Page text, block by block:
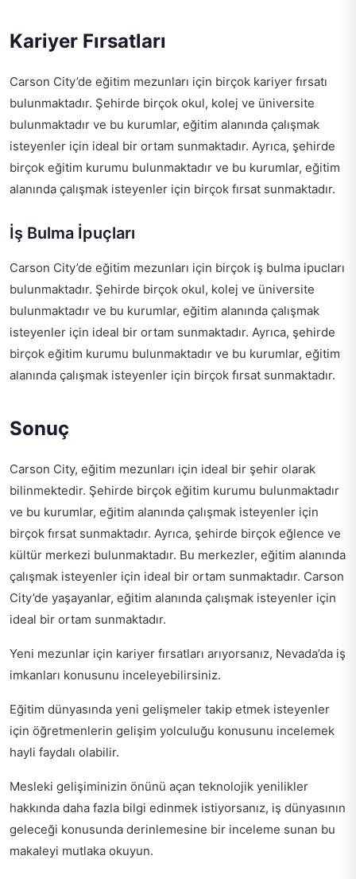
Kariyer Fırsatları
Carson City’de eğitim mezunları için birçok kariyer fırsatı
bulunmaktadır. Şehirde birçok okul, kolej ve üniversite
bulunmaktadır ve bu kurumlar, eğitim alanında çalışmak
isteyenler için ideal bir ortam sunmaktadır. Ayrıca, şehirde
birçok eğitim kurumu bulunmaktadır ve bu kurumlar, eğitim
alanında çalışmak isteyenler için birçok fırsat sunmaktadır.
İş Bulma İpuçları
Carson City’de eğitim mezunları için birçok iş bulma ipucları
bulunmaktadır. Şehirde birçok okul, kolej ve üniversite
bulunmaktadır ve bu kurumlar, eğitim alanında çalışmak
isteyenler için ideal bir ortam sunmaktadır. Ayrıca, şehirde
birçok eğitim kurumu bulunmaktadır ve bu kurumlar, eğitim
alanında çalışmak isteyenler için birçok fırsat sunmaktadır.
Sonuç
Carson City, eğitim mezunları için ideal bir şehir olarak
bilinmektedir. Şehirde birçok eğitim kurumu bulunmaktadır
ve bu kurumlar, eğitim alanında çalışmak isteyenler için
birçok fırsat sunmaktadır. Ayrıca, şehirde birçok eğlence ve
kültür merkezi bulunmaktadır. Bu merkezler, eğitim alanında
çalışmak isteyenler için ideal bir ortam sunmaktadır. Carson
City’de yaşayanlar, eğitim alanında çalışmak isteyenler için
ideal bir ortam sunmaktadır.
Yeni mezunlar için kariyer fırsatları arıyorsanız, Nevada’da iş
imkanları konusunu inceleyebilirsiniz.
Eğitim dünyasında yeni gelişmeler takip etmek isteyenler
için öğretmenlerin gelişim yolculuğu konusunu incelemek
hayli faydalı olabilir.
Mesleki gelişiminizin önünü açan teknolojik yenilikler
hakkında daha fazla bilgi edinmek istiyorsanız, iş dünyasının
geleceği konusunda derinlemesine bir inceleme sunan bu
makaleyi mutlaka okuyun.